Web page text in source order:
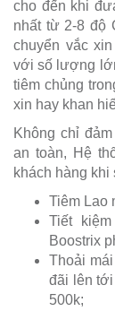
cho đến khi
nhất từ 2-8 độ
chuyển vắc
với số lượng
tiêm chủng
xin hay khan
Không chỉ
an toàn, Hệ
khách hàng
Tiêm Lao
Tiết
Boostrix
Thoải
đãi lên tới
500k;